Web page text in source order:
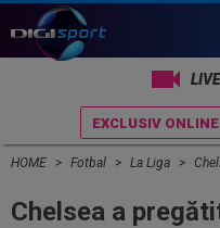
EXCLUSIV ONLINE
HOME Fotbal La Liga
Chelsea a